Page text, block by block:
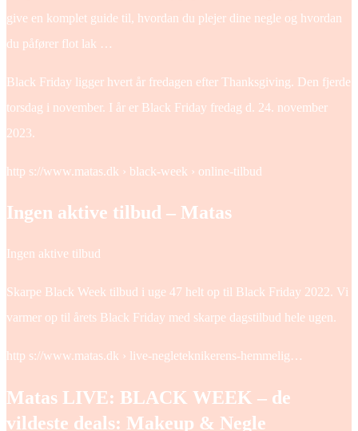
give en komplet guide til, hvordan du plejer dine negle og hvordan
du påfører flot lak …
Black Friday ligger hvert år fredagen efter Thanksgiving. Den fjerde
torsdag i november. I år er Black Friday fredag d. 24. november
2023.
http s://www.matas.dk › black-week › online-tilbud
Ingen aktive tilbud – Matas
Ingen aktive tilbud
Skarpe Black Week tilbud i uge 47 helt op til Black Friday 2022. Vi
varmer op til årets Black Friday med skarpe dagstilbud hele ugen.
http s://www.matas.dk › live-negleteknikerens-hemmelig…
Matas LIVE: BLACK WEEK – de
vildeste deals: Makeup & Negle